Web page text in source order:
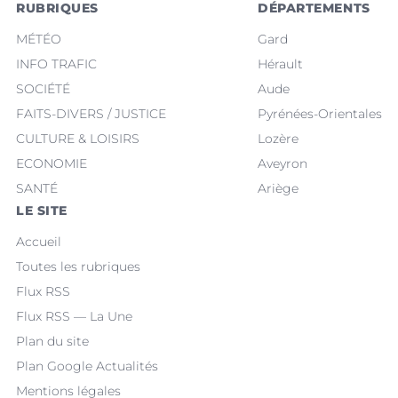
RUBRIQUES
MÉTÉO
INFO TRAFIC
SOCIÉTÉ
FAITS-DIVERS / JUSTICE
CULTURE & LOISIRS
ECONOMIE
SANTÉ
DÉPARTEMENTS
Gard
Hérault
Aude
Pyrénées-Orientales
Lozère
Aveyron
Ariège
LE SITE
Accueil
Toutes les rubriques
Flux RSS
Flux RSS — La Une
Plan du site
Plan Google Actualités
Mentions légales